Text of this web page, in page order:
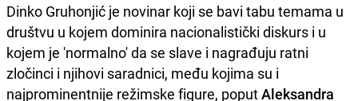
Dinko Gruhonjić je novinar koji se bavi tabu temama u
društvu u kojem dominira nacionalistički diskurs i u
kojem je 'normalno' da se slave i nagrađuju ratni
zločinci i njihovi saradnici, među kojima su i
najprominentnije režimske figure, poputAleksandra